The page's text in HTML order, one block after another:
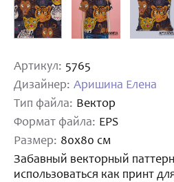
Артикул: 5765
Дизайнер: Аришина Елена
Тип файла: Вектор
Формат файла: EPS
Размер: 80х80 см
Забавный векторный
использоваться как принт